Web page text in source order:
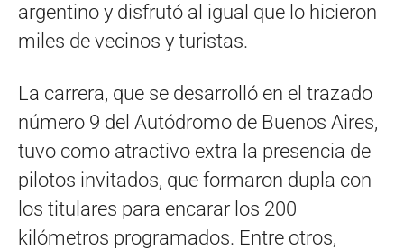
argentino y disfrutó al igual que lo hicieron
miles de vecinos y turistas.
La carrera, que se desarrolló en el trazado
número 9 del Autódromo de Buenos Aires,
tuvo como atractivo extra la presencia de
pilotos invitados, que formaron dupla con
los titulares para encarar los 200
kilómetros programados. Entre otros,